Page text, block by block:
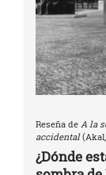
Reseña de A la
accidental(Akal,
¿Dónde